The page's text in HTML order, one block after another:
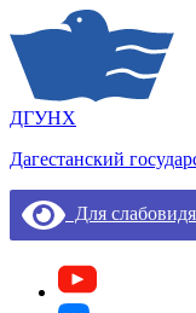
ДГУНХ
Дагестанский
Для